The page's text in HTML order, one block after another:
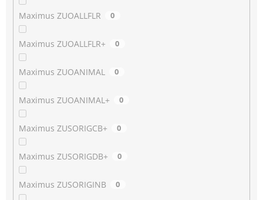
Maximus ZUOALLFLR 0
Maximus ZUOALLFLR+ 0
Maximus ZUOANIMAL 0
Maximus ZUOANIMAL+ 0
Maximus ZUSORIGCB+ 0
Maximus ZUSORIGDB+ 0
Maximus ZUSORIGINB 0